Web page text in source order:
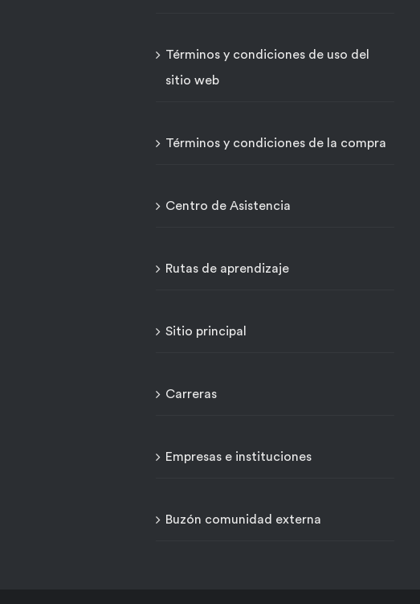
Términos y condiciones de uso del
sitio web
Términos y condiciones de la compra
Centro de Asistencia
Rutas de aprendizaje
Sitio principal
Carreras
Empresas e instituciones
Buzón comunidad externa